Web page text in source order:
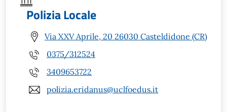
Polizia Locale
Via XXV Aprile, 20 26030 Casteldidone (CR)
0375/312524
3409653722
polizia.eridanus@uclfoedus.it